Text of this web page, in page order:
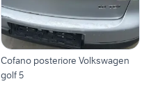
Cofano posteriore Volkswagen
golf 5